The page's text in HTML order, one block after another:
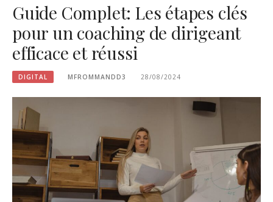
Guide Complet: Les étapes clés
pour un coaching de dirigeant
efficace et réussi
DIGITAL MFROMMANDD3 28/08/2024